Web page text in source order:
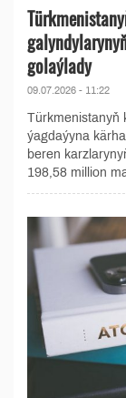
golaýlady
09.07.2026 - 11:22
Türkmenistanyň
ýagdaýyna
beren
198,58 million